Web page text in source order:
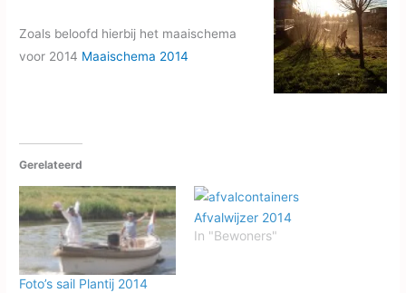
Zoals beloofd hierbij het maaischema
voor 2014 Maaischema 2014
Gerelateerd
Foto’s sail Plantij 2014
Afvalwijzer 2014
In "Bewoners"